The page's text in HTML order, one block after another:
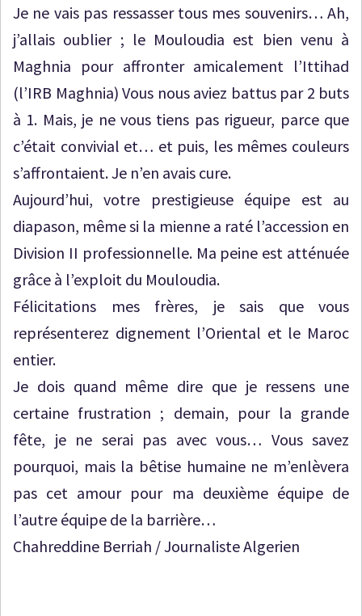
Je ne vais pas ressasser tous mes souvenirs… Ah,
j’allais oublier ; le Mouloudia est bien venu à
Maghnia pour affronter amicalement l’Ittihad
(l’IRB Maghnia) Vous nous aviez battus par 2 buts
à 1. Mais, je ne vous tiens pas rigueur, parce que
c’était convivial et… et puis, les mêmes couleurs
s’affrontaient. Je n’en avais cure.
Aujourd’hui, votre prestigieuse équipe est au
diapason, même si la mienne a raté l’accession en
Division II professionnelle. Ma peine est atténuée
grâce à l’exploit du Mouloudia.
Félicitations mes frères, je sais que vous
représenterez dignement l’Oriental et le Maroc
entier.
Je dois quand même dire que je ressens une
certaine frustration ; demain, pour la grande
fête, je ne serai pas avec vous… Vous savez
pourquoi, mais la bêtise humaine ne m’enlèvera
pas cet amour pour ma deuxième équipe de
l’autre équipe de la barrière…
Chahreddine Berriah / Journaliste Algerien